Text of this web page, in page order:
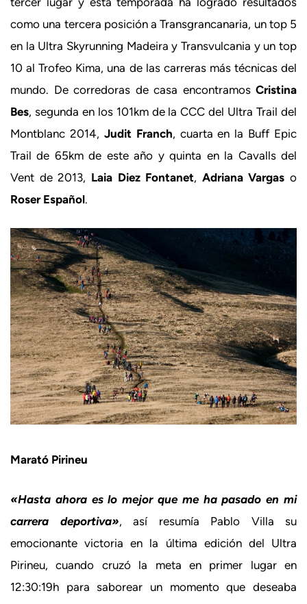
como una tercera posición a Transgrancanaria, un top 5
en la Ultra Skyrunning Madeira y Transvulcania y un top
10 al Trofeo Kima, una de las carreras más técnicas del
mundo. De corredoras de casa encontramos Cristina
Bes, segunda en los 101km de la CCC del Ultra Trail del
Montblanc 2014, Judit Franch, cuarta en la Buff Epic
Trail de 65km de este año y quinta en la Cavalls del
Vent de 2013, Laia Diez Fontanet, Adriana Vargas o
Roser Español.
Marató Pirineu
«Hasta ahora es lo mejor que me ha pasado en mi
carrera deportiva», así resumía Pablo Villa su
emocionante victoria en la última edición del Ultra
Pirineu, cuando cruzó la meta en primer lugar en
12:30:19h para saborear un momento que deseaba